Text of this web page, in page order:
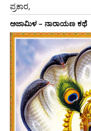
ಪ್ರಕಾರ,
ಅಜಾಮಿಳ – ನಾರಾಯಣ ಕಥೆ